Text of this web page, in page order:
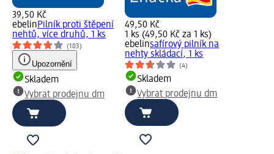
39,50 Kč
ebelinPilník proti štěpení
nehtů, více druhů, 1 ks
(103)
Upozornění
Skladem
Vybrat prodejnu dm
49,50 Kč
1 ks (49,50 Kč za 1 ks)
ebelinsafírový pilník na
nehty skládací, 1 ks
(4)
Skladem
Vybrat prodejnu dm